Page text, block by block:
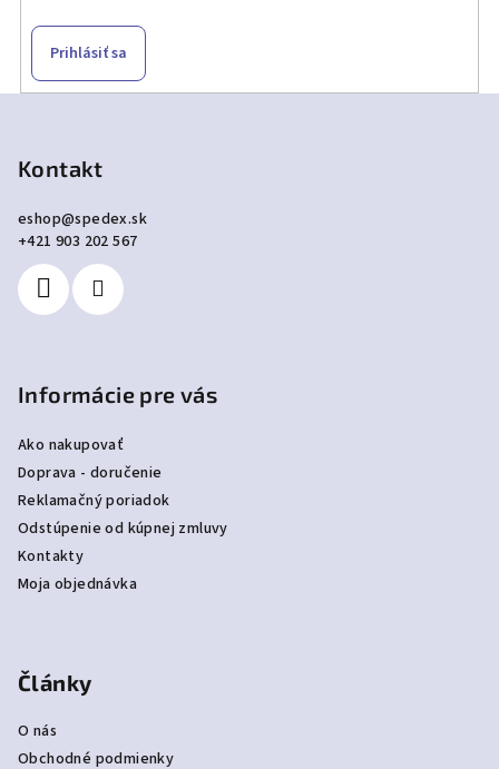
Prihlásiť sa
Kontakt
eshop@spedex.sk
+421 903 202 567
Informácie pre vás
Ako nakupovať
Doprava - doručenie
Reklamačný poriadok
Odstúpenie od kúpnej zmluvy
Kontakty
Moja objednávka
Články
O nás
Obchodné podmienky